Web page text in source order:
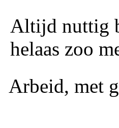
Altijd nuttig
helaas zoo
Arbeid, met